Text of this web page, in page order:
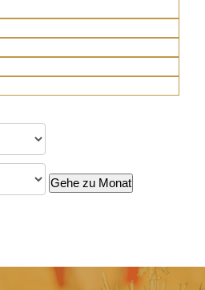
Gehe zu Monat